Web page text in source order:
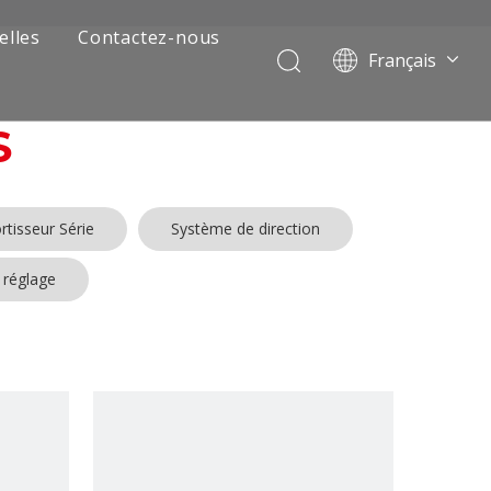
Contactez-nous
Français
Pусский
Série Système de direction